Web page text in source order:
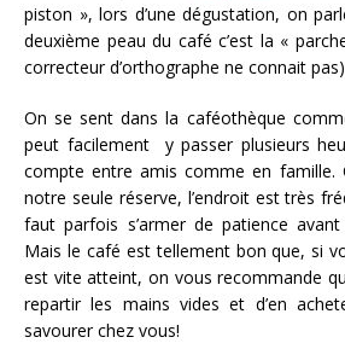
piston », lors d’une dégustation, on
deuxième peau du café c’est la «
correcteur d’orthographe ne connait
On se sent dans la caféothèque
peut facilement y passer plusieurs
compte entre amis comme en famille.
notre seule réserve, l’endroit est très
faut parfois s’armer de patience avant
Mais le café est tellement bon que, si
est vite atteint, on vous recommande
repartir les mains vides et d’en
savourer chez vous!